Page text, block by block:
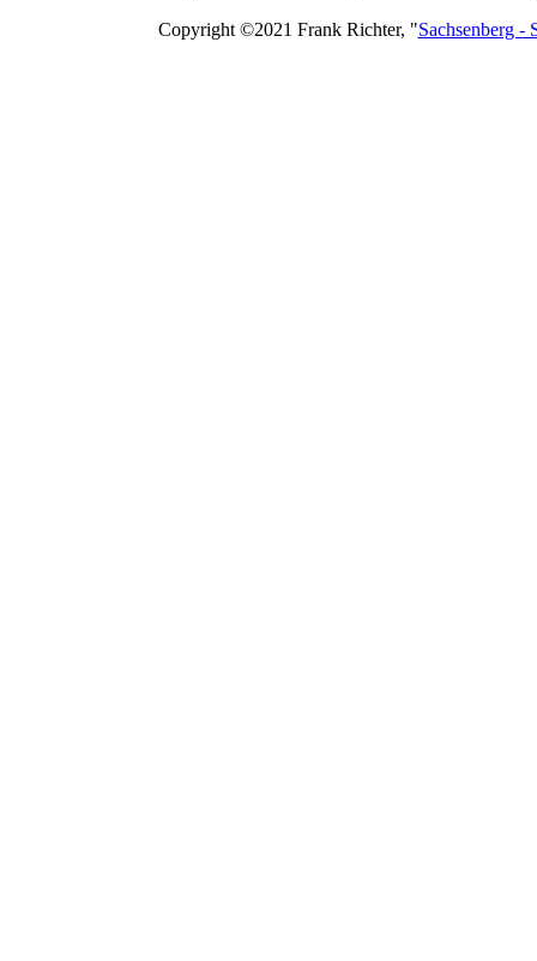
Copyright ©2021 Frank Richter, "Sachsenberg -